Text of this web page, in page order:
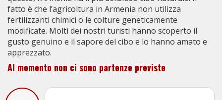
fatto è che l’agricoltura in Armenia non utilizza
fertilizzanti chimici o le colture geneticamente
modificate. Molti dei nostri turisti hanno scoperto il
gusto genuino e il sapore del cibo e lo hanno amato e
apprezzato.
Al momento non ci sono partenze previste